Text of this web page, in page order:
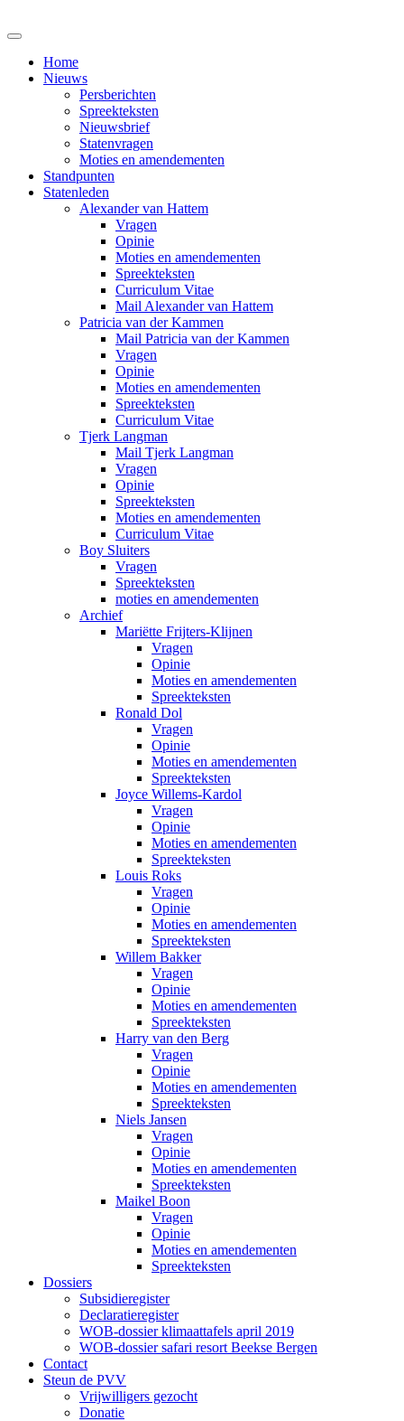
Home
Nieuws
Persberichten
Spreekteksten
Nieuwsbrief
Statenvragen
Moties en amendementen
Standpunten
Statenleden
Alexander van Hattem
Vragen
Opinie
Moties en amendementen
Spreekteksten
Curriculum Vitae
Mail Alexander van Hattem
Patricia van der Kammen
Mail Patricia van der Kammen
Vragen
Opinie
Moties en amendementen
Spreekteksten
Curriculum Vitae
Tjerk Langman
Mail Tjerk Langman
Vragen
Opinie
Spreekteksten
Moties en amendementen
Curriculum Vitae
Boy Sluiters
Vragen
Spreekteksten
moties en amendementen
Archief
Mariëtte Frijters-Klijnen
Vragen
Opinie
Moties en amendementen
Spreekteksten
Ronald Dol
Vragen
Opinie
Moties en amendementen
Spreekteksten
Joyce Willems-Kardol
Vragen
Opinie
Moties en amendementen
Spreekteksten
Louis Roks
Vragen
Opinie
Moties en amendementen
Spreekteksten
Willem Bakker
Vragen
Opinie
Moties en amendementen
Spreekteksten
Harry van den Berg
Vragen
Opinie
Moties en amendementen
Spreekteksten
Niels Jansen
Vragen
Opinie
Moties en amendementen
Spreekteksten
Maikel Boon
Vragen
Opinie
Moties en amendementen
Spreekteksten
Dossiers
Subsidieregister
Declaratieregister
WOB-dossier klimaattafels april 2019
WOB-dossier safari resort Beekse Bergen
Contact
Steun de PVV
Vrijwilligers gezocht
Donatie